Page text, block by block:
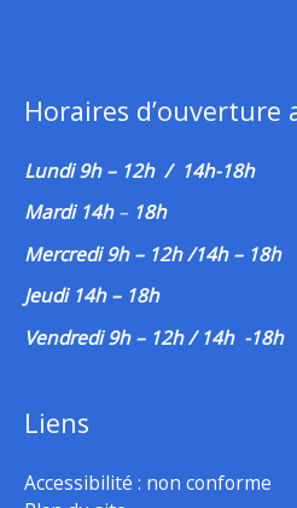
Horaires d’ouverture
Lundi 9h – 12h / 14h-18h
Mardi 14h– 18h
Mercredi 9h – 12h /14h – 18h
Jeudi 14h – 18h
Vendredi 9h – 12h / 14h -18h
Liens
Accessibilité : non conforme